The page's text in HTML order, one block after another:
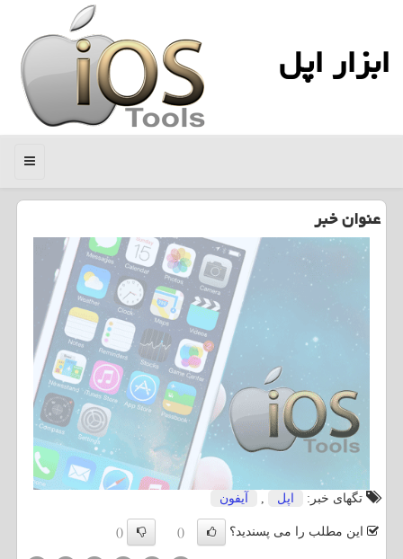
ابزار اپل
منو
عنوان خبر
تگهای خبر: اپل آیفون
این مطلب را می پسندید؟ ()
()